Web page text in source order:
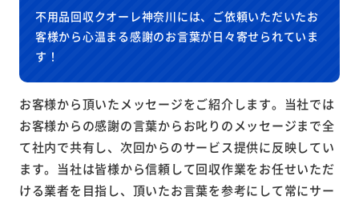
不用品回収クオーレ神奈川には、ご依頼いただいたお
客様から心温まる感謝のお言葉が日々寄せられていま
す！
お客様から頂いたメッセージをご紹介します。当社では
お客様からの感謝の言葉からお叱りのメッセージまで全
て社内で共有し、次回からのサービス提供に反映してい
ます。当社は皆様から信頼して回収作業をお任せいただ
ける業者を目指し、頂いたお言葉を参考にして常にサー